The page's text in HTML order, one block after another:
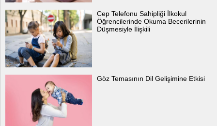
Cep Telefonu Sahipliği İlkokul
Öğrencilerinde Okuma Becerilerinin
Düşmesiyle İlişkili
Göz Temasının Dil Gelişimine Etkisi